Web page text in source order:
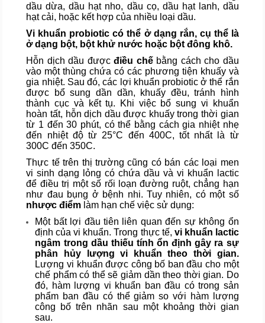
dầu dừa, dầu hạt nho, dầu cọ, dầu hạt lanh, dầu
hạt cải, hoặc kết hợp của nhiều loại dầu.
Vi khuẩn probiotic có thể ở dạng rắn, cụ thể là
ở dạng bột, bột khử nước hoặc bột đông khô.
Hỗn dịch dầu đượcđiều chếbằng cách cho dầu
vào một thùng chứa có các phương tiện khuấy và
gia nhiệt. Sau đó, các lợi khuẩn probiotic ở thể rắn
được bổ sung dần dần, khuấy đều, tránh hình
thành cục và kết tụ. Khi việc bổ sung vi khuẩn
hoàn tất, hỗn dịch dầu được khuấy trong thời gian
từ 1 đến 30 phút, có thể bằng cách gia nhiệt nhẹ
đến nhiệt độ từ 25°C đến 400C, tốt nhất là từ
300C đến 350C.
Thực tế trên thị trường cũng có bán các loại men
vi sinh dạng lỏng có chứa dầu và vi khuẩn lactic
để điều trị một số rối loạn đường ruột, chẳng hạn
như đau bụng ở bệnh nhi. Tuy nhiên, có một số
nhược điểm làm hạn chế việc sử dụng:
Một bất lợi đầu tiên liên quan đến sự không ổn
định của vi khuẩn. Trong thực tế, vi khuẩn lactic
ngâm trong dầu thiếu tính ổn định gây ra sự
phân hủy lượng vi khuẩn theo thời gian.
Lượng vi khuẩn được công bố ban đầu cho một
chế phẩm có thể sẽ giảm dần theo thời gian. Do
đó, hàm lượng vi khuẩn ban đầu có trong sản
phẩm ban đầu có thể giảm so với hàm lượng
công bố trên nhãn sau một khoảng thời gian
sau.